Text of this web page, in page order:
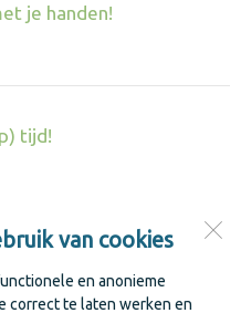
van cookies
en anonieme
correct te laten werken en
je handen!
tijd!
Keerkring
1
Schagen